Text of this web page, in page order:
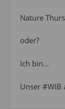
Nature
oder?
Ich bin…
Unser #WIB